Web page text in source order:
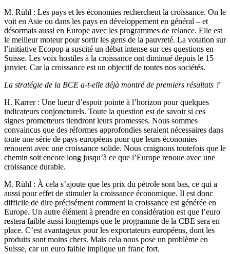
M. Rühl : Les pays et les économies recherchent la croissance. On le
voit en Asie ou dans les pays en développement en général – et
désormais aussi en Europe avec les programmes de relance. Elle est
le meilleur moteur pour sortir les gens de la pauvreté. La votation sur
l’initiative Ecopop a suscité un débat intense sur ces questions en
Suisse. Les voix hostiles à la croissance ont diminué depuis le 15
janvier. Car la croissance est un objectif de toutes nos sociétés.
La stratégie de la BCE a-t-elle déjà montré de premiers résultats ?
H. Karrer: Une lueur d’espoir pointe à l’horizon pour quelques
indicateurs conjoncturels. Toute la question est de savoir si ces
signes prometteurs tiendront leurs promesses. Nous sommes
convaincus que des réformes approfondies seraient nécessaires dans
toute une série de pays européens pour que leurs économies
renouent avec une croissance solide. Nous craignons toutefois que le
chemin soit encore long jusqu’à ce que l’Europe renoue avec une
croissance durable.
M. Rühl : À cela s’ajoute que les prix du pétrole sont bas, ce qui a
aussi pour effet de stimuler la croissance économique. Il est donc
difficile de dire précisément comment la croissance est générée en
Europe. Un autre élément à prendre en considération est que l’euro
restera faible aussi longtemps que le programme de la CBE sera en
place. C’est avantageux pour les exportateurs européens, dont les
produits sont moins chers. Mais cela nous pose un problème en
Suisse, car un euro faible implique un franc fort.